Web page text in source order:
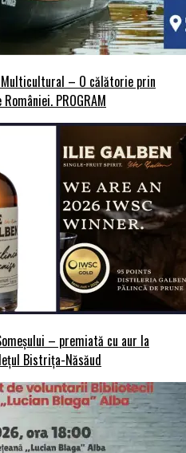
Multicultural – O călătorie prin
PROGRAM
– premiată cu aur la
Bistrița-Năsăud